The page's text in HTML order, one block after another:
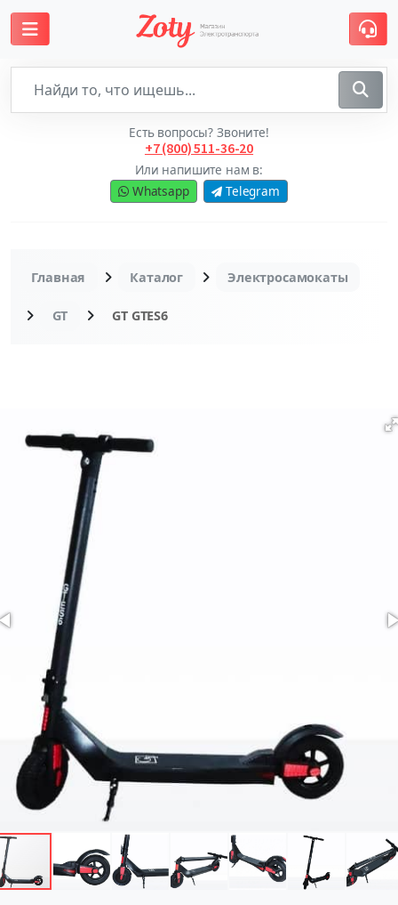
Есть вопросы? Звоните!
+7 (800) 511-36-20
Или напишите нам в:
Whatsapp
Telegram
Главная Каталог Электросамокаты
GT GT GTES6